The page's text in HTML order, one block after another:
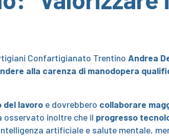
Confartigianato Trentino Andrea
alla carenza di manodopera
lavoro e dovrebbero collaborare
osservato inoltre che il progresso
artificiale e salute mentale,